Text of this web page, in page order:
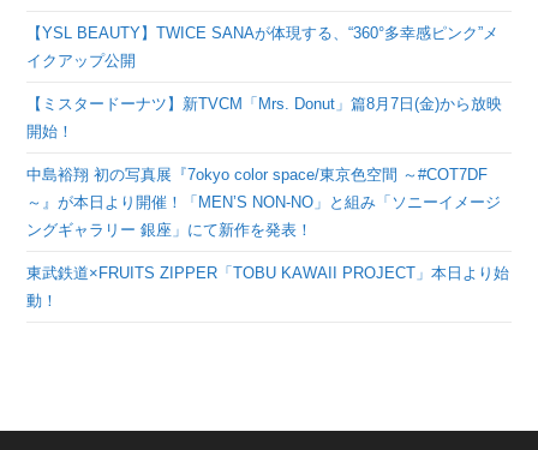
【YSL BEAUTY】TWICE SANAが体現する、“360°多幸感ピンク”メ
イクアップ公開
【ミスタードーナツ】新TVCM「Mrs. Donut」篇8月7日(金)から放映
開始！
中島裕翔 初の写真展『7okyo color space/東京色空間 ～#COT7DF
～』が本日より開催！「MEN’S NON-NO」と組み「ソニーイメージ
ングギャラリー 銀座」にて新作を発表！
東武鉄道×FRUITS ZIPPER「TOBU KAWAII PROJECT」本日より始
動！